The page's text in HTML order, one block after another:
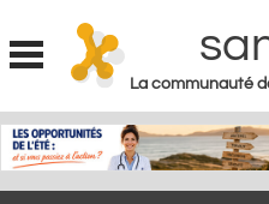
Jump to
La communauté
MON COMPTE